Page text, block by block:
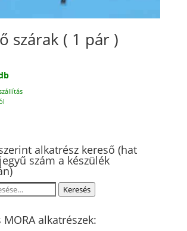
szárak ( 1 pár )
alkatrész kereső (hat
szám a készülék
Keresés
alkatrészek: